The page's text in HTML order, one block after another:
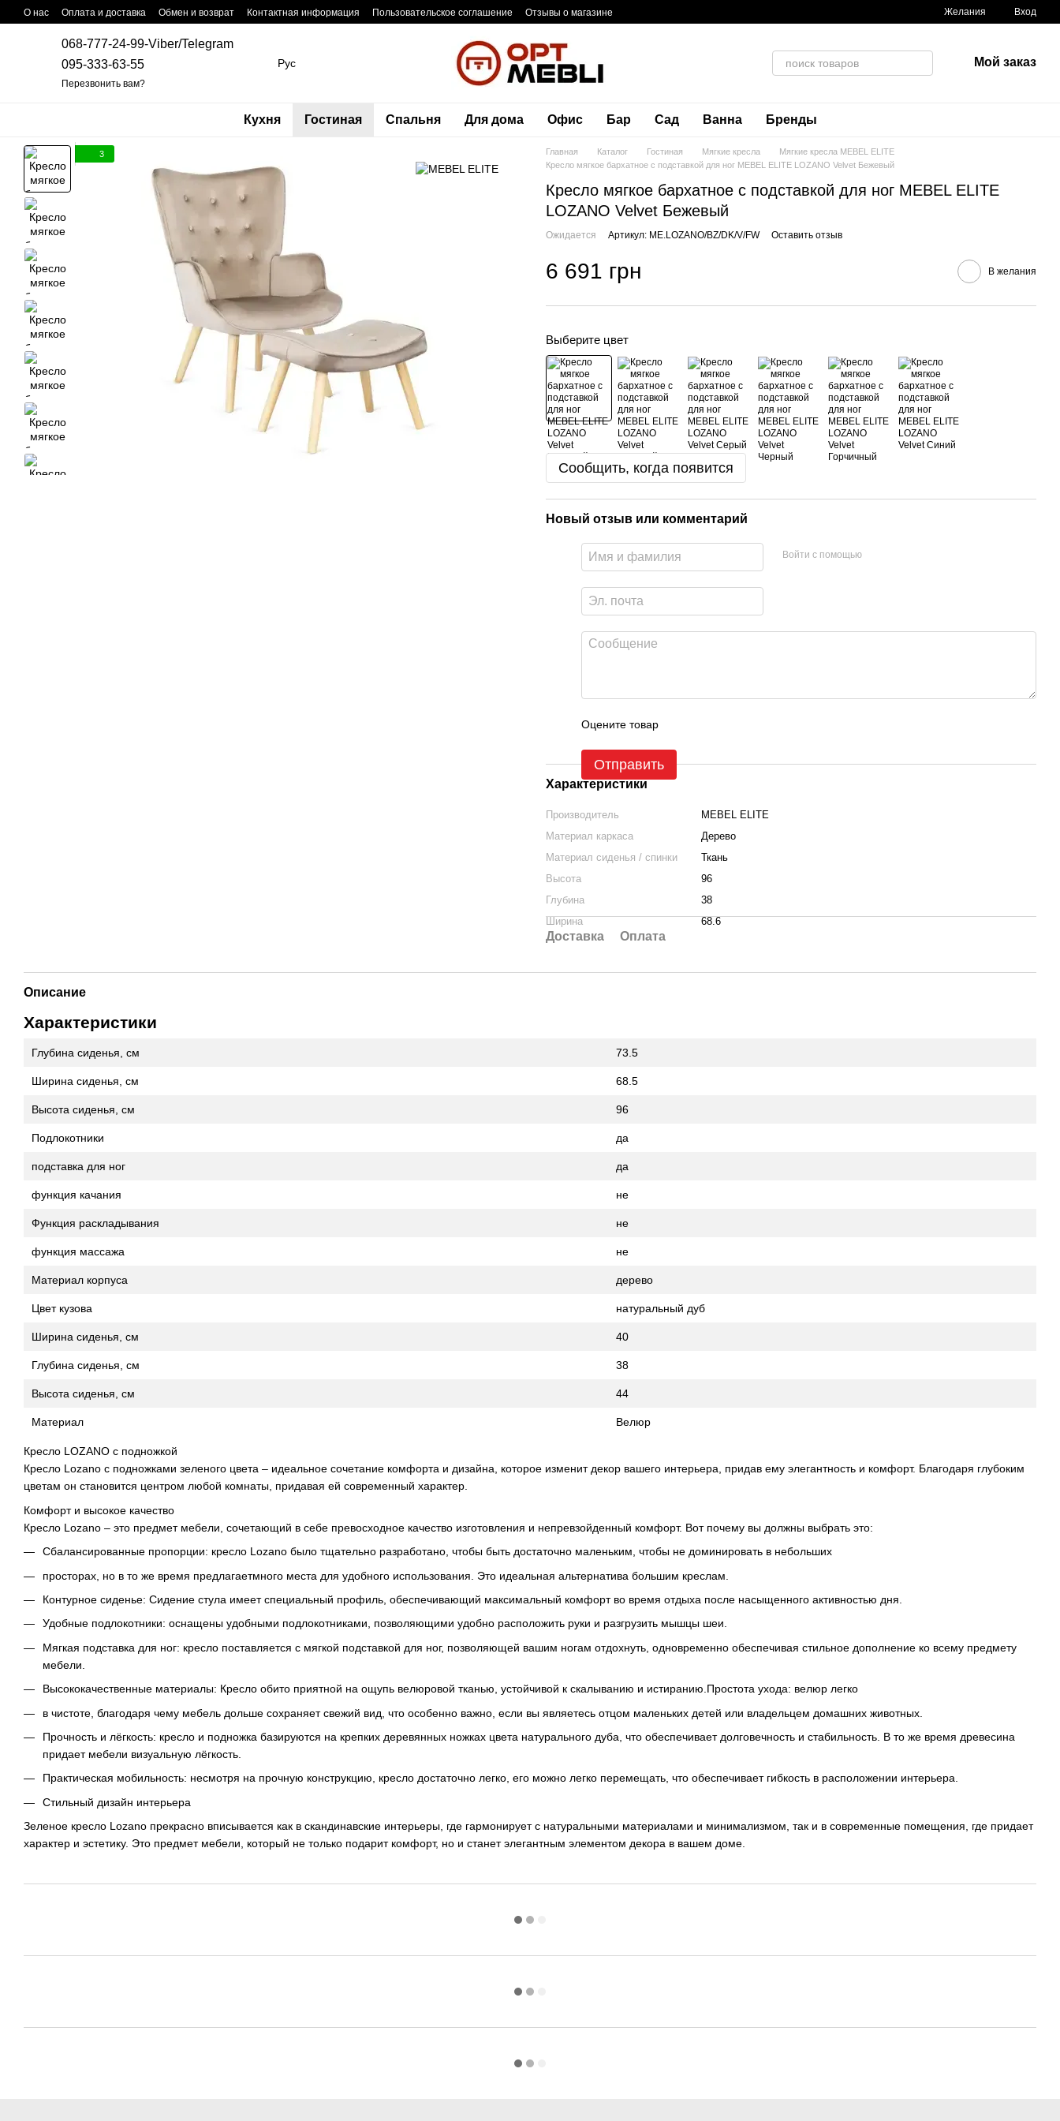
Перейти к основному контенту
О нас Оплата и доставка Обмен и возврат Контактная информация Пользовательское соглашение Отзывы о магазине Желания Вход
068-777-24-99-Viber/Telegram
095-333-63-55
Перезвонить вам?
Рус Мой заказ
Кухня Гостиная Спальня Для дома Офис Бар Сад Ванна Бренды
3 Главная Каталог Гостиная Мягкие кресла
Мягкие кресла MEBEL ELITE
Кресло мягкое бархатное с подставкой для ног MEBEL ELITE LOZANO Velvet Бежевый
Кресло мягкое бархатное с подставкой для ног MEBEL ELITE
LOZANO Velvet Бежевый
Ожидается Артикул: ME.LOZANO/BZ/DK/V/FW Оставить отзыв
6 691 грн В желания
Выберите цвет
Сообщить, когда появится
Новый отзыв или комментарий
Войти с помощью
Оцените товар
Отправить
Характеристики
Производитель
MEBEL ELITE
Материал каркаса
Дерево
Материал сиденья / спинки
Ткань
Высота
96
Глубина
38
Ширина
68.6
Доставка Оплата
Описание
Характеристики
Глубина сиденья, см 73.5
Ширина сиденья, см 68.5
Высота сиденья, см 96
Подлокотники да
подставка для ног да
функция качания не
Функция раскладывания не
функция массажа не
Материал корпуса дерево
Цвет кузова натуральный дуб
Ширина сиденья, см 40
Глубина сиденья, см 38
Высота сиденья, см 44
Материал Велюр
Кресло LOZANO с подножкой
Кресло Lozano с подножками зеленого цвета – идеальное сочетание комфорта и дизайна, которое изменит декор вашего интерьера, придав ему элегантность и комфорт. Благодаря глубоким
цветам он становится центром любой комнаты, придавая ей современный характер.
Комфорт и высокое качество
Кресло Lozano – это предмет мебели, сочетающий в себе превосходное качество изготовления и непревзойденный комфорт. Вот почему вы должны выбрать это:
Сбалансированные пропорции: кресло Lozano было тщательно разработано, чтобы быть достаточно маленьким, чтобы не доминировать в небольших
просторах, но в то же время предлагаетмного места для удобного использования. Это идеальная альтернатива большим креслам.
Контурное сиденье: Сидение стула имеет специальный профиль, обеспечивающий максимальный комфорт во время отдыха после насыщенного активностью дня.
Удобные подлокотники: оснащены удобными подлокотниками, позволяющими удобно расположить руки и разгрузить мышцы шеи.
Мягкая подставка для ног: кресло поставляется с мягкой подставкой для ног, позволяющей вашим ногам отдохнуть, одновременно обеспечивая стильное дополнение ко всему предмету
мебели.
Высококачественные материалы: Кресло обито приятной на ощупь велюровой тканью, устойчивой к скалыванию и истиранию.Простота ухода: велюр легко
в чистоте, благодаря чему мебель дольше сохраняет свежий вид, что особенно важно, если вы являетесь отцом маленьких детей или владельцем домашних животных.
Прочность и лёгкость: кресло и подножка базируются на крепких деревянных ножках цвета натурального дуба, что обеспечивает долговечность и стабильность. В то же время древесина
придает мебели визуальную лёгкость.
Практическая мобильность: несмотря на прочную конструкцию, кресло достаточно легко, его можно легко перемещать, что обеспечивает гибкость в расположении интерьера.
Стильный дизайн интерьера
Зеленое кресло Lozano прекрасно вписывается как в скандинавские интерьеры, где гармонирует с натуральными материалами и минимализмом, так и в современные помещения, где придает
характер и эстетику. Это предмет мебели, который не только подарит комфорт, но и станет элегантным элементом декора в вашем доме.